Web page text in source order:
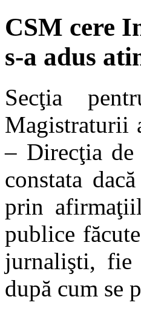
CSM cere
s-a adus
Secţia
Magistraturii
– Direcţia de
constata
prin
publice
jurnalişti,
după cum se